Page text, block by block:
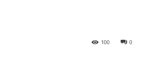
0
100